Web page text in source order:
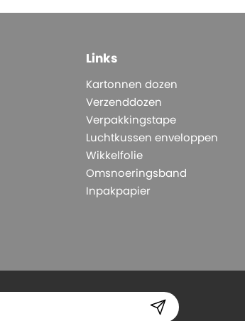
Links
Kartonnen dozen
Verzenddozen
Verpakkingstape
Luchtkussen enveloppen
Wikkelfolie
Omsnoeringsband
Inpakpapier